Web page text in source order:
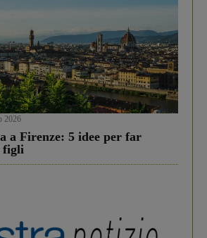
2026
a Firenze: 5 idee per far
figli